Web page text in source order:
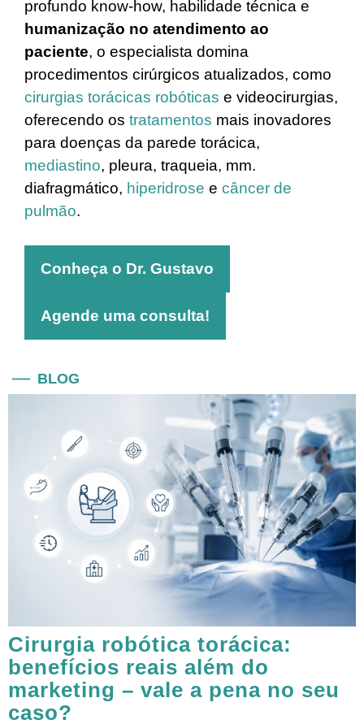
profundo know-how, habilidade técnica e
humanização no atendimento ao
paciente, o especialista domina
procedimentos cirúrgicos atualizados, como
cirurgias torácicas robóticas e videocirurgias,
oferecendo os tratamentos mais inovadores
para doenças da parede torácica,
mediastino, pleura, traqueia, mm.
diafragmático, hiperidrose e câncer de
pulmão.
Conheça o Dr. Gustavo
Agende uma consulta!
BLOG
Cirurgia robótica torácica:
benefícios reais além do
marketing – vale a pena no seu
caso?